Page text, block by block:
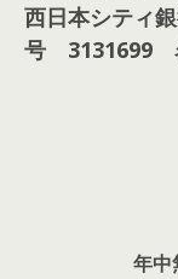
西日本シティ
号 3131699
年中